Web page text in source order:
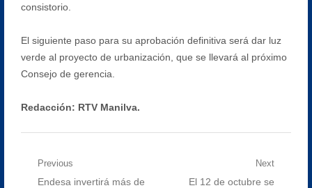
consistorio.
El siguiente paso para su aprobación definitiva será dar luz
verde al proyecto de urbanización, que se llevará al próximo
Consejo de gerencia.
Redacción: RTV Manilva.
Navegación
Previous
Previous
Endesa invertirá más de
Next
Next
El 12 de octubre se